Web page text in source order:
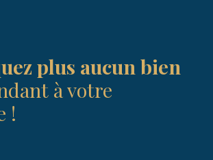
plus aucun bien
à votre
!